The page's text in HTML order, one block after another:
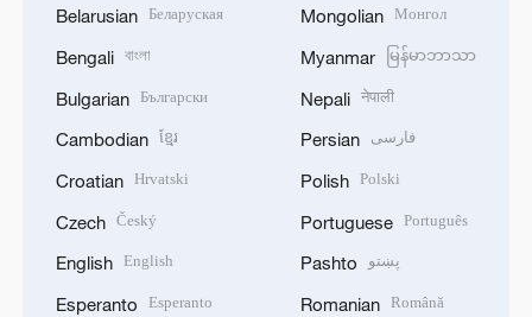
Belarusian Беларуская
Bengali বাংলা
Bulgarian Български
Cambodian ខ្មែរ
Croatian Hrvatski
Czech Český
English English
Esperanto Esperanto
Mongolian Монгол
Myanmar မြန်မာဘာသာ
Nepali नेपाली
Persian فارسی
Polish Polski
Portuguese Português
Pashto پښتو
Romanian Română